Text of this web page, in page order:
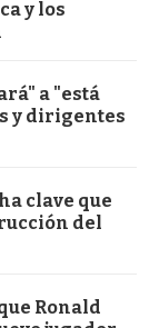
y los
a "está
y dirigentes
clave que
del
Ronald